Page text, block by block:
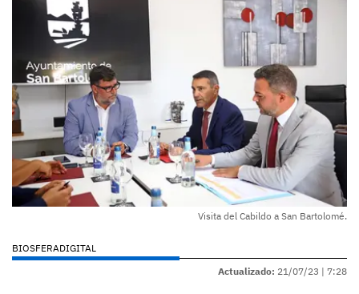
Visita del Cabildo a San Bartolomé.
BIOSFERADIGITAL
Actualizado: 21/07/23 | 7:28